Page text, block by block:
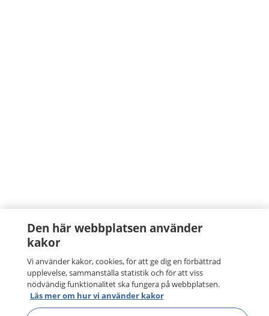
Den här webbplatsen använder
kakor
Vi använder kakor, cookies, för att ge dig en förbättrad
upplevelse, sammanställa statistik och för att viss
nödvändig funktionalitet ska fungera på webbplatsen.
Läs mer om hur vi använder kakor